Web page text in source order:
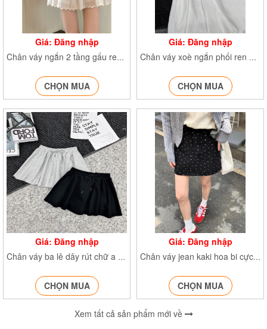
Giá: Đăng nhập
Chân váy ngắn 2 tầng gấu ren CVchunhong6530
CHỌN MUA
Giá: Đăng nhập
Chân váy xoè ngắn phối ren đính nơ CVdinhno051
CHỌN MUA
Giá: Đăng nhập
Chân váy ba lê dây rút chữ a Culottes CVbaledayrut1655
CHỌN MUA
Giá: Đăng nhập
Chân váy jean kaki hoa bi cực xinh CVkakihoabi6785
CHỌN MUA
Xem tất cả sản phẩm mới về